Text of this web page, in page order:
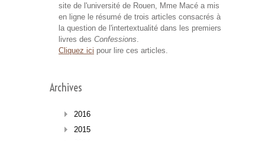
site de l'université de Rouen, Mme Macé a mis
en ligne le résumé de trois articles consacrés à
la question de l'intertextualité dans les premiers
livres des Confessions.
Cliquez ici pour lire ces articles.
Archives
2016
2015